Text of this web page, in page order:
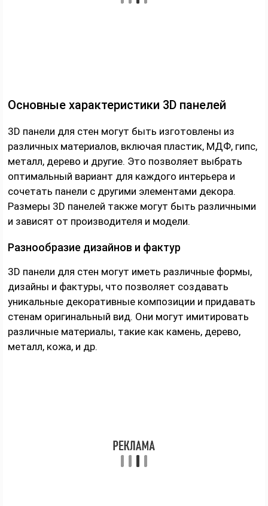
Основные характеристики 3D панелей
3D панели для стен могут быть изготовлены из
различных материалов, включая пластик, МДФ, гипс,
металл, дерево и другие. Это позволяет выбрать
оптимальный вариант для каждого интерьера и
сочетать панели с другими элементами декора.
Размеры 3D панелей также могут быть различными
и зависят от производителя и модели.
Разнообразие дизайнов и фактур
3D панели для стен могут иметь различные формы,
дизайны и фактуры, что позволяет создавать
уникальные декоративные композиции и придавать
стенам оригинальный вид. Они могут имитировать
различные материалы, такие как камень, дерево,
металл, кожа, и др.